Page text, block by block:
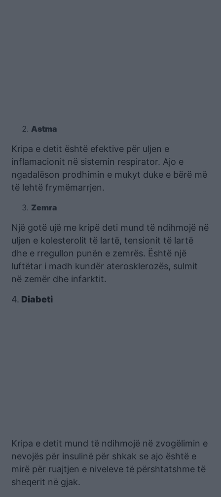
Astma
Kripa e detit është efektive për uljen e
inflamacionit në sistemin respirator. Ajo e
ngadalëson prodhimin e mukyt duke e bërë më
të lehtë frymëmarrjen.
Zemra
Një gotë ujë me kripë deti mund të ndihmojë në
uljen e kolesterolit të lartë, tensionit të lartë
dhe e rregullon punën e zemrës. Është një
luftëtar i madh kundër aterosklerozës, sulmit
në zemër dhe infarktit.
4. Diabeti
Kripa e detit mund të ndihmojë në zvogëlimin e
nevojës për insulinë për shkak se ajo është e
mirë për ruajtjen e niveleve të përshtatshme të
sheqerit në gjak.